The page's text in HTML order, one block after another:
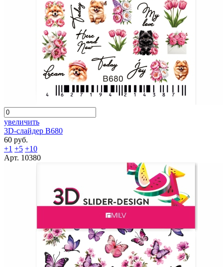
увеличить
3D-слайдер B680
60 руб.
+1 +5 +10
Арт. 10380